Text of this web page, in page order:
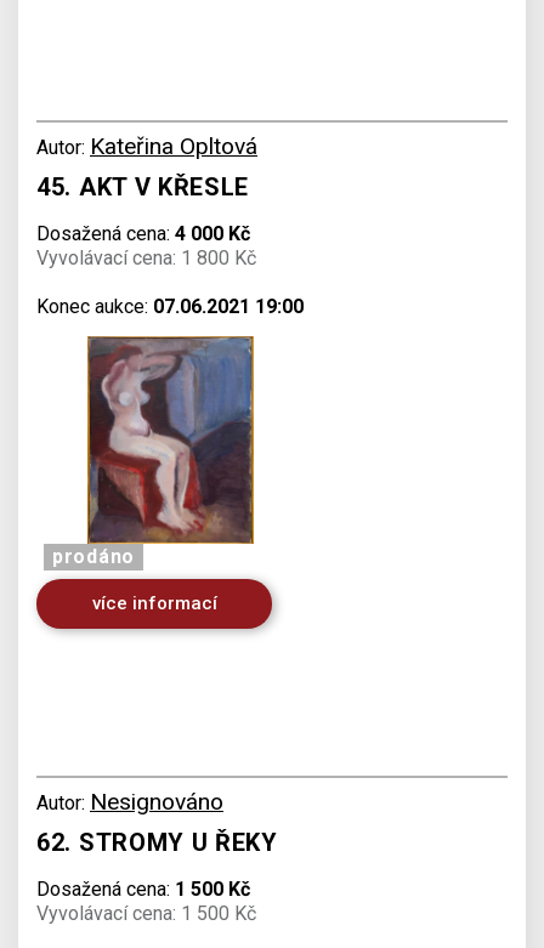
Autor: Kateřina Opltová
45. AKT V KŘESLE
Dosažená cena: 4 000 Kč
Vyvolávací cena: 1 800 Kč
Konec aukce: 07.06.2021 19:00
prodáno
více informací
Autor: Nesignováno
62. STROMY U ŘEKY
Dosažená cena: 1 500 Kč
Vyvolávací cena: 1 500 Kč